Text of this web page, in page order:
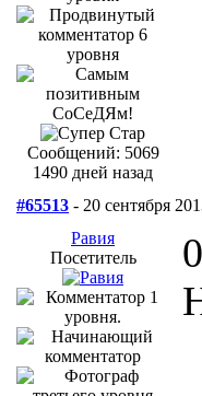
Сообщений: 5069
1490 дней назад
#65513 - 20 сентября
Равия
Посетитель
0